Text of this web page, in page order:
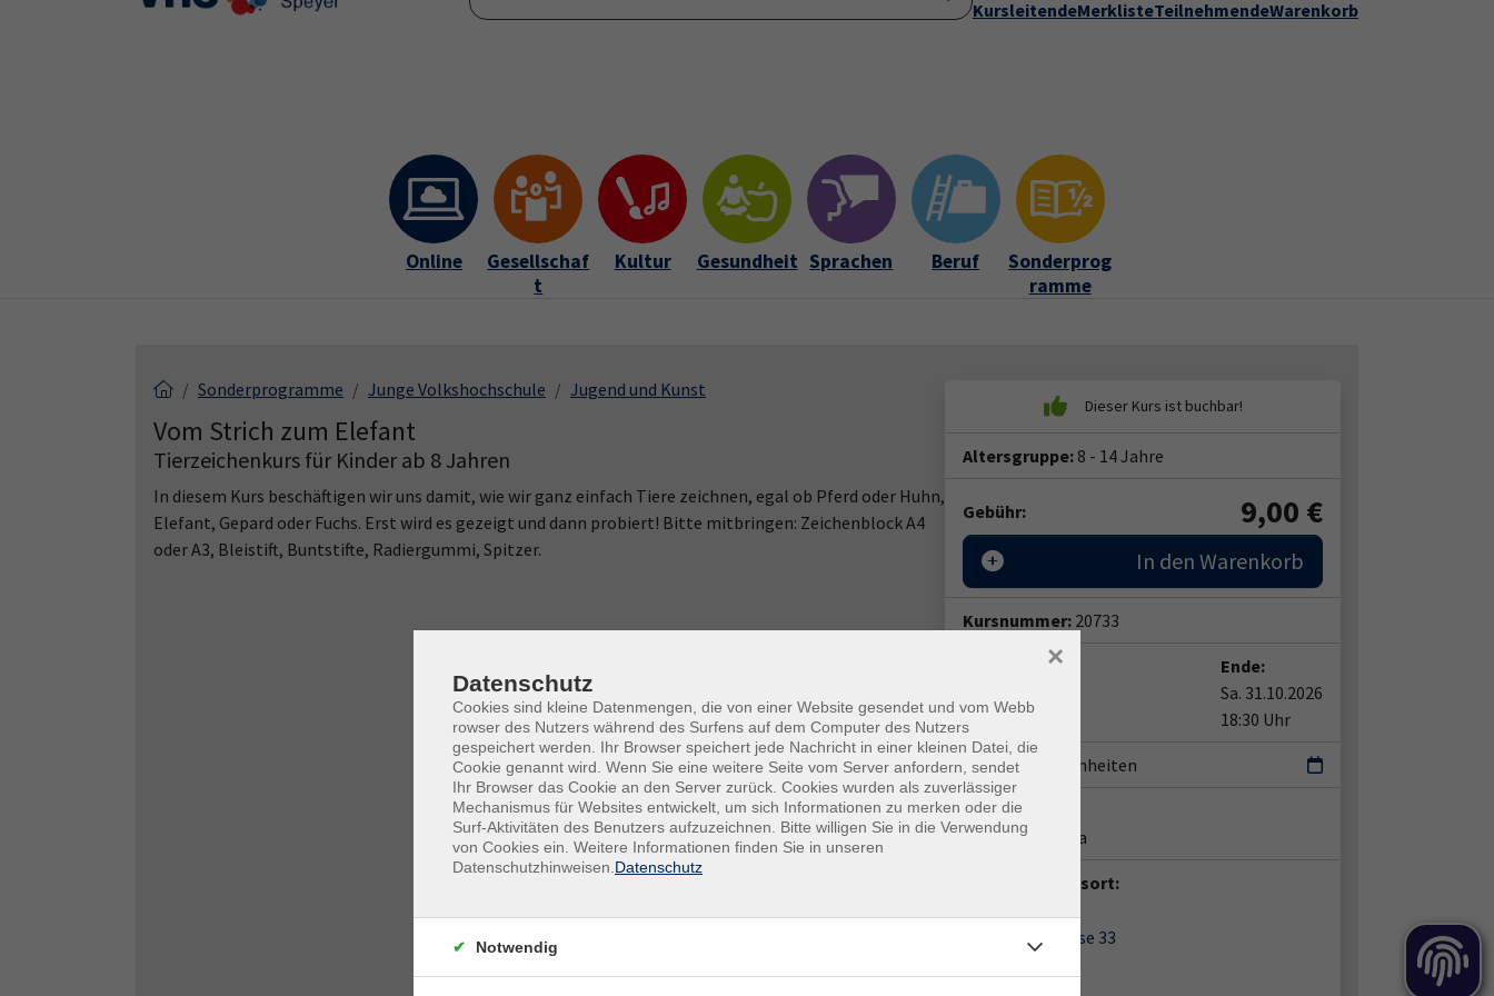
Skip to main content
Skip to page footer Startseite Anmeldung Über uns Aktuelles Kontakt Stadt Speyer zur DVV-Webseite
KursleitendeMerklisteTeilnehmendeWarenkorb
Online
Gesellschaf
t
Kultur Gesundheit Sprachen Beruf
Sonderprog
ramme
Sonderprogramme Junge Volkshochschule Jugend und Kunst
Vom Strich zum Elefant
Tierzeichenkurs für Kinder ab 8 Jahren
In diesem Kurs beschäftigen wir uns damit, wie wir ganz einfach Tiere zeichnen, egal ob Pferd oder Huhn,
Elefant, Gepard oder Fuchs. Erst wird es gezeigt und dann probiert! Bitte mitbringen: Zeichenblock A4
oder A3, Bleistift, Buntstifte, Radiergummi, Spitzer.
Altersgruppe: 8 - 14 Jahre
Gebühr: 9,00 €
In den Warenkorb
Kursnummer: 20733
16:15 Uhr
Ende:
Sa. 31.10.2026
18:30 Uhr
3 Unterrichtseinheiten
Dozent*in:
Christian Schura
Veranstaltungsort:
Obere Langgasse 33
Datenschutz
Cookies sind kleine Datenmengen, die von einer Website gesendet und vom Webb
rowser des Nutzers während des Surfens auf dem Computer des Nutzers
gespeichert werden. Ihr Browser speichert jede Nachricht in einer kleinen Datei, die
Cookie genannt wird. Wenn Sie eine weitere Seite vom Server anfordern, sendet
Ihr Browser das Cookie an den Server zurück. Cookies wurden als zuverlässiger
Mechanismus für Websites entwickelt, um sich Informationen zu merken oder die
Surf-Aktivitäten des Benutzers aufzuzeichnen. Bitte willigen Sie in die Verwendung
von Cookies ein. Weitere Informationen finden Sie in unseren
Datenschutzhinweisen. Datenschutz
×
Notwendig